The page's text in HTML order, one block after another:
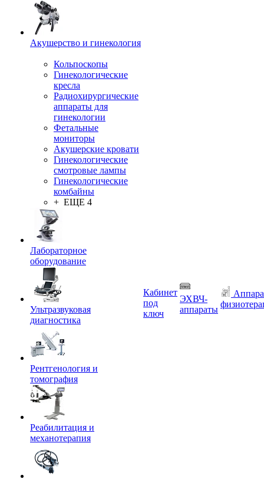
Акушерство и гинекология
Кольпоскопы
Гинекологические
кресла
Радиохирургические
аппараты для
гинекологии
Фетальные
мониторы
Акушерские кровати
Гинекологические
смотровые лампы
Гинекологические
комбайны
+ ЕЩЕ 4
Лабораторное
оборудование
Ультразвуковая
диагностика
Рентгенология и
томография
Реабилитация и
механотерапия
Кабинет
под
ключ
ЭХВЧ-
аппараты